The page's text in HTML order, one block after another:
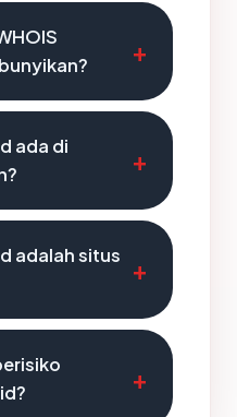
ada di
adalah situs